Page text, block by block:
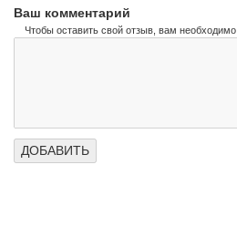
Ваш комментарий
Чтобы оставить свой отзыв, вам необходимо